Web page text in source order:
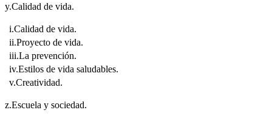
y.Calidad de vida.
i.Calidad de vida.
ii.Proyecto de vida.
iii.La prevención.
iv.Estilos de vida saludables.
v.Creatividad.
z.Escuela y sociedad.